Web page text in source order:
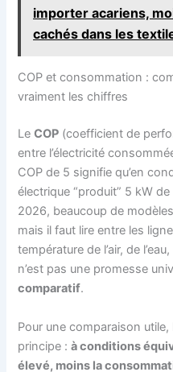
importer acariens,
cachés dans les
COP et consommation :
vraiment les chiffres
LeCOP (coefficient de
entre l’électricité
COP de 5 signifie qu’en
électrique “produit” 5 kW
2026, beaucoup de
mais il faut lire entre les
température de l’air, de
n’est pas une promesse
comparatif.
Pour une comparaison utile,
principe :à conditions
élevé, moins la